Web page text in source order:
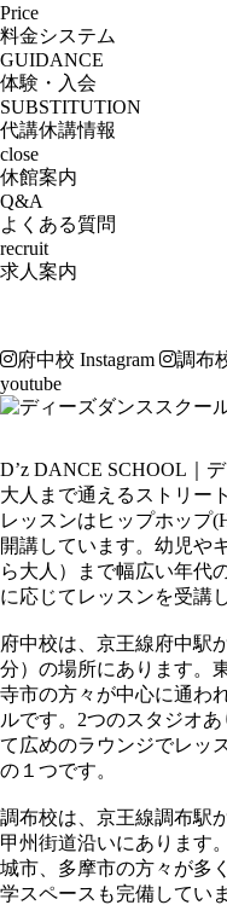
Price
料金システム
GUIDANCE
体験・入会
SUBSTITUTION
代講休講情報
close
休館案内
Q&A
よくある質問
recruit
求人案内
府中校 Instagram 調布
youtube
D’z DANCE SCHOOL｜
大人まで通えるストリー
レッスンはヒップホップ
開講しています。幼児や
ら大人）まで幅広い年代
に応じてレッスンを受講
府中校は、京王線府中駅
分）の場所にあります。
寺市の方々が中心に通わ
ルです。2つのスタジオ
て広めのラウンジでレッ
の１つです。
調布校は、京王線調布駅
甲州街道沿いにあります
城市、多摩市の方々が多
学スペースも完備していま